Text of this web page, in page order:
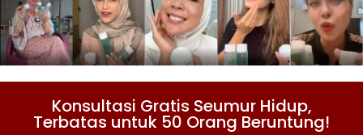
Konsultasi Gratis Seumur Hidup,
Terbatas untuk 50 Orang Beruntung!